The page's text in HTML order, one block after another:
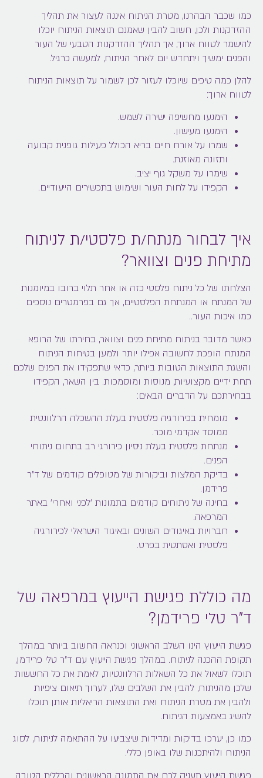
כמו שכבר הבהרנו, מטרת הניתוח איננה לעצור את תהליך
ההזדקנות ולכן, חשוב להבין שאמנם תוצאות הניתוח יוכלו
להישמר לטווח ארוך, אך תהליך ההזדקנות הטבעי של העור
והפנים ימשיך ויתחדש יום לאחר הניתוח, למעשה כרגיל.
להלן כמה טיפים שיוכלו לעזור לכן לשמור על תוצאות הניתוח
לטווח ארוך:
הימנעו מחשיפה ישירה לשמש.
הימנעו מעישון.
שמרו על אורח חיים בריא הכולל פעילות גופנית קבועה
ותזונה מאוזנת.
שימרו על משקל גוף יציב.
הקפידו על לחות העור ושימוש בתכשירים הייעודיים.
איך לבחור מנתח/ת פלסטי/ת לניתוח
מתיחת פנים וצוואר?
הצלחתו של כל ניתוח פלסטי כזה או אחר תלוי ברובו במיומנות
של המנתח או המנתחת הפלסטיים, אך גם בפרמטרים נוספים
כמו איכות העור..
כאשר מדובר בניתוח מתיחת פנים וצוואר, בחירתו של הרופא
המנתח הופכת לחשובה אפילו יותר ולמען בטיחות הניתוח
והשגת התוצאות הטובות ביותר, כדאי שתפקידו את הפנים שלכם
תחת ידיים מקצועיות, מנוסות ומוסמכות. בין השאר, הקפידו
בבחירתכם על הדברים הבאים:
מומחית בכירורגיה פלסטית בעלת ההשכלה הרלוונטית
ממוסד אקדמי מוכר.
מנתחת פלסטית בעלת ניסיון כירורגי רב בתחום ניתוחי
הפנים.
בדיקת המלצות וביקורות של מטופלים קודמים של ד"ר
פרידמן.
בחינה של ניתוחים קודמים בתמונות 'לפני ואחרי' באתר
המרפאה.
חברויות באיגודים השונים ובאיגוד הישראלי לכירורגיה
פלסטית ואסתטית בפרט.
מה כוללת פגישת הייעוץ במרפאה של
ד"ר טלי פרידמן?
פגישת הייעוץ הינו השלב הראשוני וכנראה החשוב ביותר במהלך
תקופת ההכנה לניתוח. במהלך פגישת הייעוץ עם ד"ר טלי פרידמן,
תוכלו לשאול את כל השאלות הרלוונטיות, לאמת את כל החששות
שלכן מהניתוח, להבין את השלבים שלו, לערוך תיאום ציפיות
ולהבין את מטרת הניתוח ואת התוצאות הריאליות אותן תוכלו
להשיג באמצעות הניתוח.
כמו כן, יערכו בדיקות ומדידות שיצביעו על ההתאמה לניתוח, לסוג
הניתוח ולהיתכנות שלו באופן כללי.